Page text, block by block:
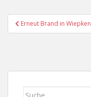
Erneut Brand in
Suche